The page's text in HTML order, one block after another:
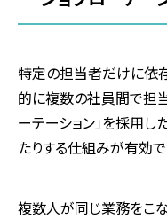
特定の担当者だけに依
的に複数の社員間で担
ーテーション」を採用し
たりする仕組みが有効で
複数人が同じ業務をこ